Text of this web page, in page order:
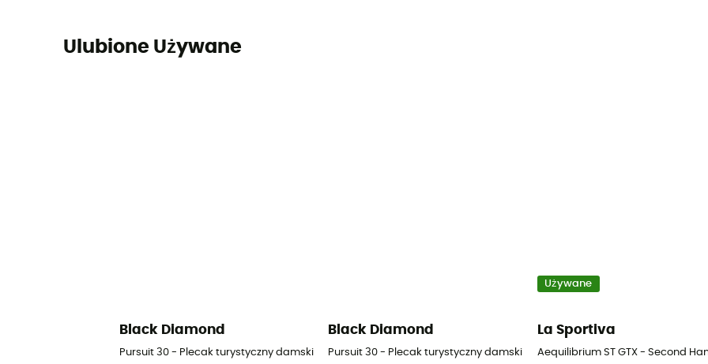
Ulubione Używane
Black Diamond
Pursuit 30 - Plecak turystyczny damski
Black Diamond
Pursuit 30 - Plecak turystyczny damski
Używane
La Sportiva
Aequilibrium ST GTX - Second